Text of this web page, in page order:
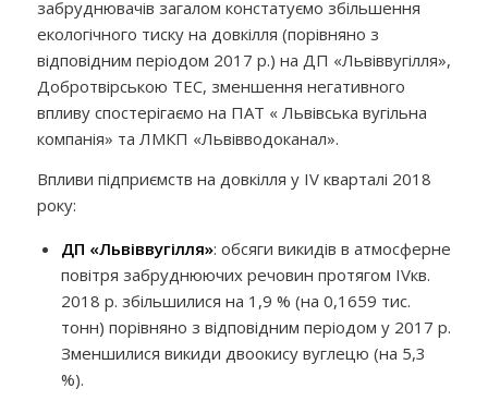
забруднювачів загалом констатуємо збільшення
екологічного тиску на довкілля (порівняно з
відповідним періодом 2017 р.) на ДП «Львіввугілля»,
Добротвірською ТЕС, зменшення негативного
впливу спостерігаємо на ПАТ « Львівська вугільна
компанія» та ЛМКП «Львівводоканал».
Впливи підприємств на довкілля у IVкварталі 2018
року:
ДП «Львіввугілля»: обсяги викидів в атмосферне
повітря забруднюючих речовин протягом IVкв.
2018 р. збільшилися на 1,9 % (на 0,1659 тис.
тонн) порівняно з відповідним періодом у 2017 р.
Зменшилися викиди двоокису вуглецю (на 5,3
%).